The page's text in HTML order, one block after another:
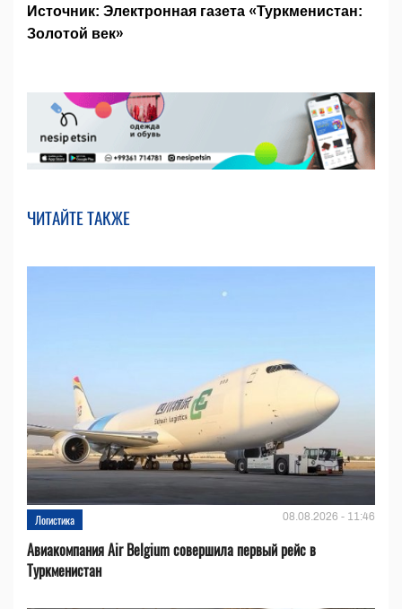
Источник: Электронная газета «Туркменистан:
Золотой век»
ЧИТАЙТЕ ТАКЖЕ
Логистика 08.08.2026 - 11:46
Авиакомпания Air Belgium совершила первый рейс в
Туркменистан